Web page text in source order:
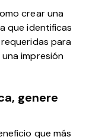
crear una
que identificas
para
impresión
genere
que más